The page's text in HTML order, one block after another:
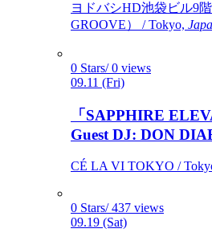
ヨドバシHD池袋ビル9
GROOVE） / Tokyo,
0 Stars/ 0 views
09.11 (Fri)
「SAPPHIRE
Guest DJ: DON
CÉ LA VI TOKYO /
0 Stars/ 437 views
09.19 (Sat)